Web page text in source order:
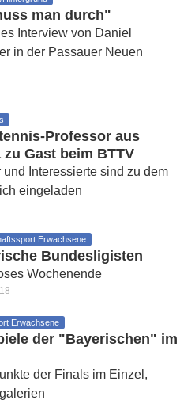
man durch"
Interview von Daniel
in der Passauer Neuen
Professor aus
zu Gast beim BTTV
und Interessierte sind zu dem
eingeladen
Erwachsene
Bundesligisten
Wochenende
Erwachsene
der "Bayerischen" im
der Finals im Einzel,